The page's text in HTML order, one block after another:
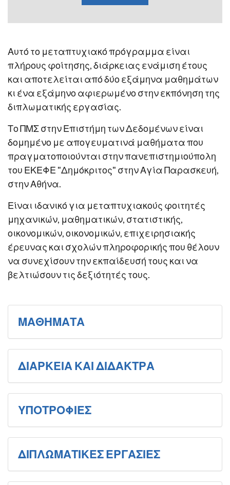
Αυτό το μεταπτυχιακό πρόγραμμα είναι
πλήρους φοίτησης, διάρκειας ενάμιση έτους
και αποτελείται από δύο εξάμηνα μαθημάτων
κι ένα εξάμηνο αφιερωμένο στην εκπόνηση της
διπλωματικής εργασίας.
Το ΠΜΣ στην Επιστήμη των Δεδομένων είναι
δομημένο με απογευματινά μαθήματα που
πραγματοποιούνται στην πανεπιστημιούπολη
του ΕΚΕΦΕ "Δημόκριτος" στην Αγία Παρασκευή,
στην Αθήνα.
Είναι ιδανικό για μεταπτυχιακούς φοιτητές
μηχανικών, μαθηματικών, στατιστικής,
οικονομικών, οικονομικών, επιχειρησιακής
έρευνας και σχολών πληροφορικής που θέλουν
να συνεχίσουν την εκπαίδευσή τους και να
βελτιώσουν τις δεξιότητές τους.
ΜΑΘΗΜΑΤΑ
ΔΙΑΡΚΕΙΑ ΚΑΙ ΔΙΔΑΚΤΡΑ
ΥΠΟΤΡΟΦΙΕΣ
ΔΙΠΛΩΜΑΤΙΚΕΣ ΕΡΓΑΣΙΕΣ